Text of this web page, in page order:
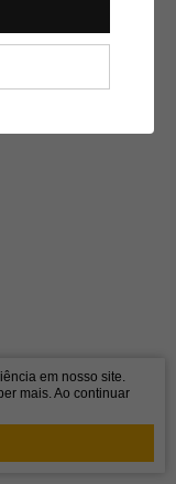
em nosso site.
mais. Ao continuar